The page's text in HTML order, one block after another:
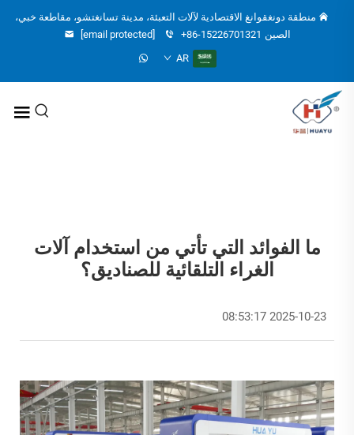
منطقة دونغقوانغ الاقتصادية لآلات التعبئة، مدينة تسانغتشو، مقاطعة خبي،
الصين +86-15226701321
[email protected]
AR
ما الفوائد التي تأتي من استخدام آلات
الغراء التلقائية للصناديق؟
2025-10-23 08:53:17